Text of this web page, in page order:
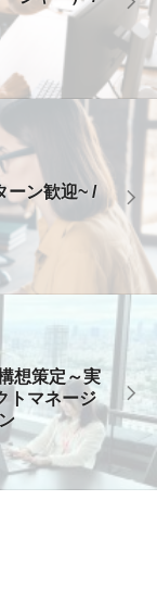
ーン歓迎~ /
想策定～実
トマネージ